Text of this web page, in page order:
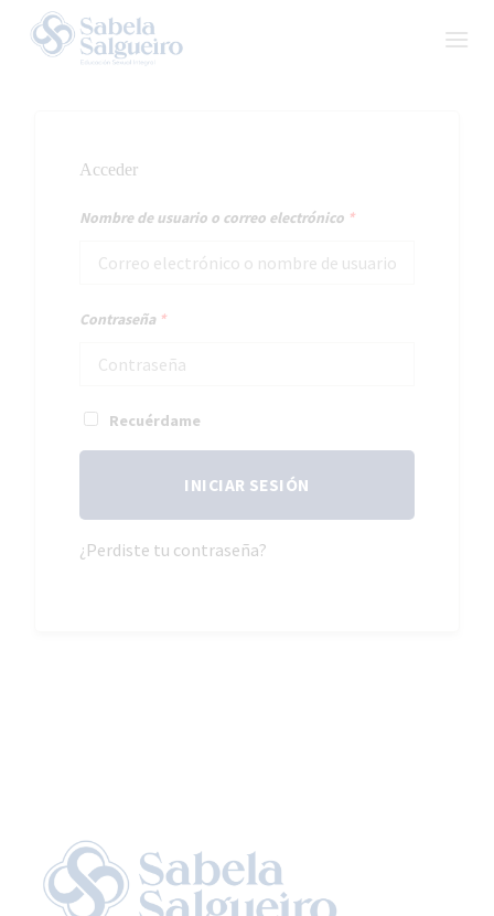
Acceder
Nombre de usuario o correo electrónico *
Contraseña *
Recuérdame
INICIAR SESIÓN
¿Perdiste tu contraseña?